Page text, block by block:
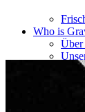
Who is
Über
AGB